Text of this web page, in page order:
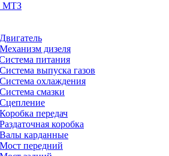
МТЗ
дизеля
питания
выпуска газов
охлаждения
смазки
передач
коробка
карданные
передний